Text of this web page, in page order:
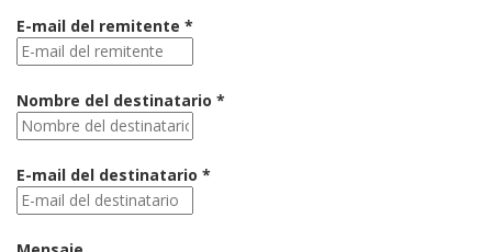
E-mail del remitente *
Nombre del destinatario *
E-mail del destinatario *